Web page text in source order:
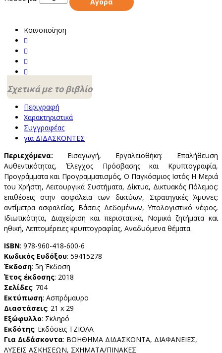
Κοινοποίηση
Σχετικά με το βιβλίο
Περιγραφή
Χαρακτηριστικά
Συγγραφέας
για ΔΙΔΑΣΚΟΝΤΕΣ
Περιεχόμενα: Εισαγωγή, Εργαλειοθήκη: Επαλήθευση
Αυθεντικότητας, Έλεγχος Πρόσβασης και Κρυπτογραφία,
Προγράμματα και Προγραμματισμός, Ο Παγκόσμιος Ιστός Η Μεριά
του Χρήστη, Λειτουργικά Συστήματα, Δίκτυα, Δικτυακός Πόλεμος:
επιθέσεις στην ασφάλεια των δικτύων, Στρατηγικές Άμυνες:
αντίμετρα ασφαλείας, Βάσεις Δεδομένων, Υπολογιστικό νέφος,
Ιδιωτικότητα, Διαχείριση και περιστατικά, Νομικά ζητήματα και
ηθική, Λεπτομέρειες κρυπτογραφίας, Αναδυόμενα θέματα.
ISBN: 978-960-418-600-6
Κωδικός Ευδόξου: 59415278
Έκδοση: 5η Έκδοση
Έτος έκδοσης: 2018
Σελίδες: 704
Εκτύπωση: Ασπρόμαυρο
Διαστάσεις: 21 x 29
Εξώφυλλο: Σκληρό
Εκδότης: Εκδόσεις ΤΖΙΟΛΑ
Για Διδάσκοντα: ΒΟΗΘΗΜΑ ΔΙΔΑΣΚΟΝΤΑ, ΔΙΑΦΑΝΕΙΕΣ,
ΛΥΣΕΙΣ ΑΣΚΗΣΕΩΝ, ΣΧΗΜΑΤΑ/ΠΙΝΑΚΕΣ